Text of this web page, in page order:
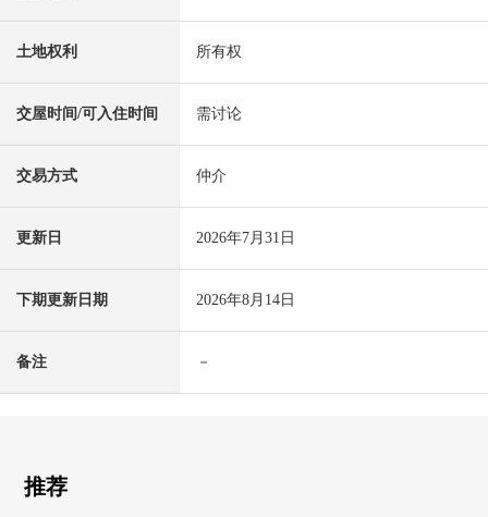
土地权利 所有权
交屋时间/可入住时间 需讨论
交易方式 仲介
更新日 2026年7月31日
下期更新日期 2026年8月14日
备注 －
推荐